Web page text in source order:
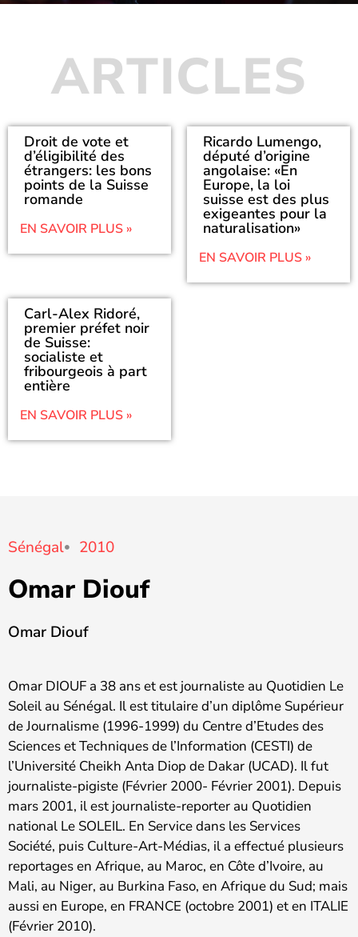
ARTICLES
Droit de vote et
d’éligibilité des
étrangers: les bons
points de la Suisse
romande
EN SAVOIR PLUS »
Ricardo Lumengo,
député d’origine
angolaise: «En
Europe, la loi
suisse est des plus
exigeantes pour la
naturalisation»
EN SAVOIR PLUS »
Carl-Alex Ridoré,
premier préfet noir
de Suisse:
socialiste et
fribourgeois à part
entière
EN SAVOIR PLUS »
Sénégal 2010
Omar Diouf
Omar Diouf
Omar DIOUF a 38 ans et est journaliste au Quotidien Le
Soleil au Sénégal. Il est titulaire d’un diplôme Supérieur
de Journalisme (1996-1999) du Centre d’Etudes des
Sciences et Techniques de l’Information (CESTI) de
l’Université Cheikh Anta Diop de Dakar (UCAD). Il fut
journaliste-pigiste (Février 2000- Février 2001). Depuis
mars 2001, il est journaliste-reporter au Quotidien
national Le SOLEIL. En Service dans les Services
Société, puis Culture-Art-Médias, il a effectué plusieurs
reportages en Afrique, au Maroc, en Côte d’Ivoire, au
Mali, au Niger, au Burkina Faso, en Afrique du Sud; mais
aussi en Europe, en FRANCE (octobre 2001) et en ITALIE
(Février 2010).